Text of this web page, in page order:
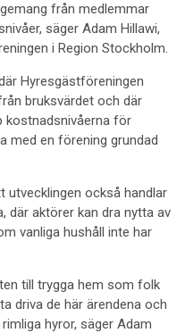
från medlemmar
säger Adam Hillawi,
i Region Stockholm.
Hyresgästföreningen
bruksvärdet och där
kostnadsnivåerna för
med en förening grundad
utvecklingen också handlar
där aktörer kan dra nytta av
vanliga hushåll inte har
till trygga hem som folk
driva de här ärendena och
hyror, säger Adam